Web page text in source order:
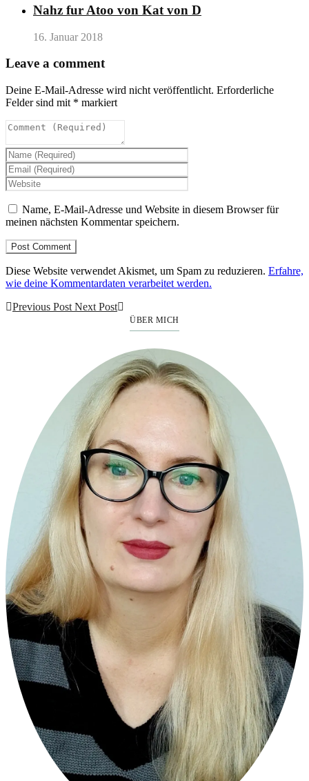
Nahz fur Atoo von Kat von D
16. Januar 2018
Leave a comment
Deine E-Mail-Adresse wird nicht veröffentlicht. Erforderliche
Felder sind mit * markiert
Name, E-Mail-Adresse und Website in diesem Browser für
meinen nächsten Kommentar speichern.
Diese Website verwendet Akismet, um Spam zu reduzieren. Erfahre,
wie deine Kommentardaten verarbeitet werden.
Previous Post Next Post
ÜBER MICH